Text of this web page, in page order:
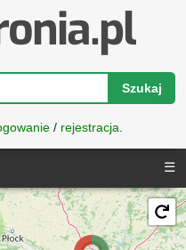
Szukaj
/ rejestracja
☰